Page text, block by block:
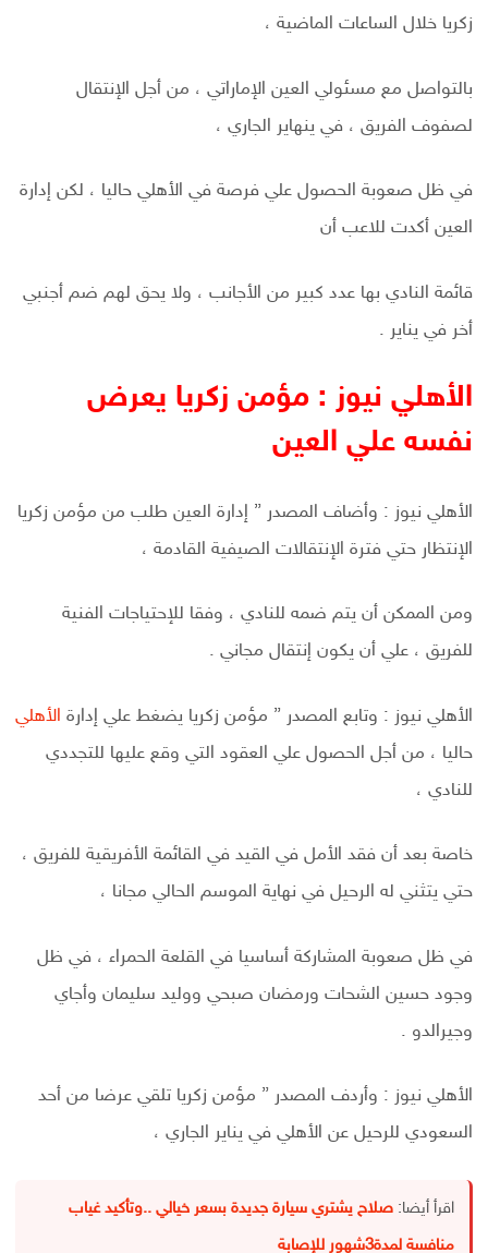
زكريا خلال الساعات الماضية ،
بالتواصل مع مسئولي العين الإماراتي ، من أجل الإنتقال
لصفوف الفريق ، في ينهاير الجاري ،
في ظل صعوبة الحصول علي فرصة في الأهلي حاليا ، لكن إدارة
العين أكدت للاعب أن
قائمة النادي بها عدد كبير من الأجانب ، ولا يحق لهم ضم أجنبي
أخر في يناير .
الأهلي نيوز : مؤمن زكريا يعرض
نفسه علي العين
الأهلي نيوز : وأضاف المصدر ” إدارة العين طلب من مؤمن زكريا
الإنتظار حتي فترة الإنتقالات الصيفية القادمة ،
ومن الممكن أن يتم ضمه للنادي ، وفقا للإحتياجات الفنية
للفريق ، علي أن يكون إنتقال مجاني .
الأهلي نيوز : وتابع المصدر ” مؤمن زكريا يضغط علي إدارة الأهلي
حاليا ، من أجل الحصول علي العقود التي وقع عليها للتجددي
للنادي ،
خاصة بعد أن فقد الأمل في القيد في القائمة الأفريقية للفريق ،
حتي يتثني له الرحيل في نهاية الموسم الحالي مجانا ،
في ظل صعوبة المشاركة أساسيا في القلعة الحمراء ، في ظل
وجود حسين الشحات ورمضان صبحي ووليد سليمان وأجاي
وجيرالدو .
الأهلي نيوز : وأردف المصدر ” مؤمن زكريا تلقي عرضا من أحد
السعودي للرحيل عن الأهلي في يناير الجاري ،
اقرأ أيضا: صلاح يشتري سيارة جديدة بسعر خيالي ..وتأكيد غياب
منافسة لمدة3شهور للإصابة